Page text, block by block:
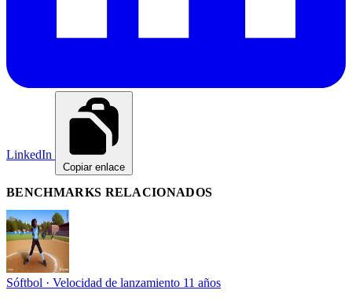
LinkedIn
Copiar enlace
BENCHMARKS RELACIONADOS
Sóftbol · Velocidad de lanzamiento 11 años